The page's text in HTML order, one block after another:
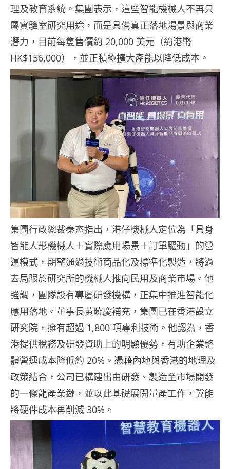
理及教育系統。集團表示，這些智能機械人不再只
屬實驗室研究用途，而是具備真正落地場景與商業
潛力，目前每隻售價約 20,000 美元（約港幣
HK$156,000），並正積極擴大產能以降低成本。
集團行政總裁秦杰指出，港仔機械人定位為「具身
智能人形機械人＋實際應用場景＋訂單驅動」的營
運模式，期望通過技術商品化及標準化製造，將過
去局限於研究所的機械人推向民用及商業市場。他
強調，團隊設有專屬研發機構，正集中推進智能化
應用落地。董事長黃曉慶補充，集團已在香港設立
研究院，擁有超過 1,800 項專利技術。他認為，香
港提供稅務及研發資助上的明顯優勢，有助企業整
體營運成本降低約 20%。憑藉內地與香港的地理及
政策結合，公司已構建出由研發、製造至市場開發
的一條龍產業鏈，並以此基礎展開量產工作，冀能
將硬件成本再削減 30%。